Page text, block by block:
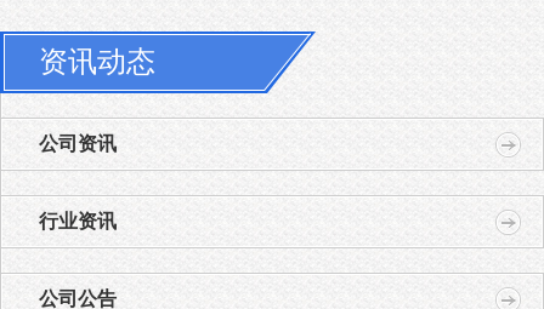
资讯动态
公司资讯
行业资讯
公司公告